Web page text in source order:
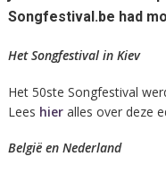
Songfestival.be had
Het Songfestival in Kiev
Het 50ste Songfestival
Lees hieralles over deze
België en Nederland